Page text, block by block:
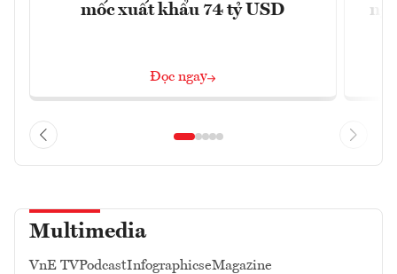
mốc xuất khẩu 74 tỷ USD
Đọc ngay
Multimedia
VnE TVPodcastInfographicseMagazine